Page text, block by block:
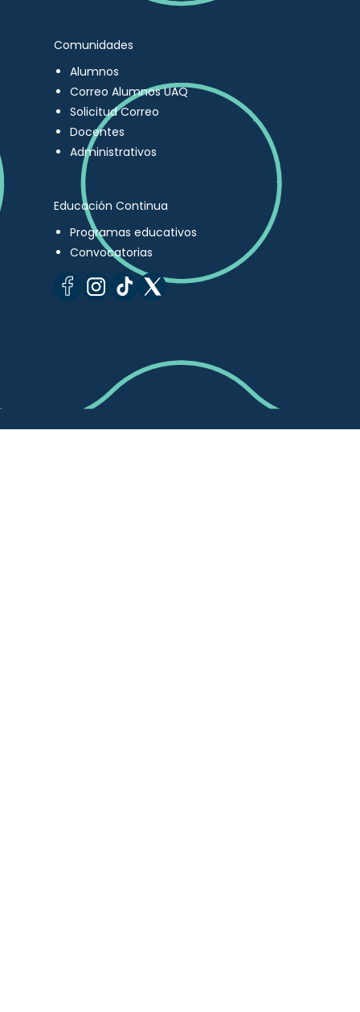
Comunidades
Alumnos
Correo Alumnos UAQ
Solicitud Correo
Docentes
Administrativos
Educación Continua
Programas educativos
Convocatorias